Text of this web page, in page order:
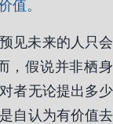
值。
见未来的人只会
，假说并非栖身
者无论提出多少
自认为有价值去